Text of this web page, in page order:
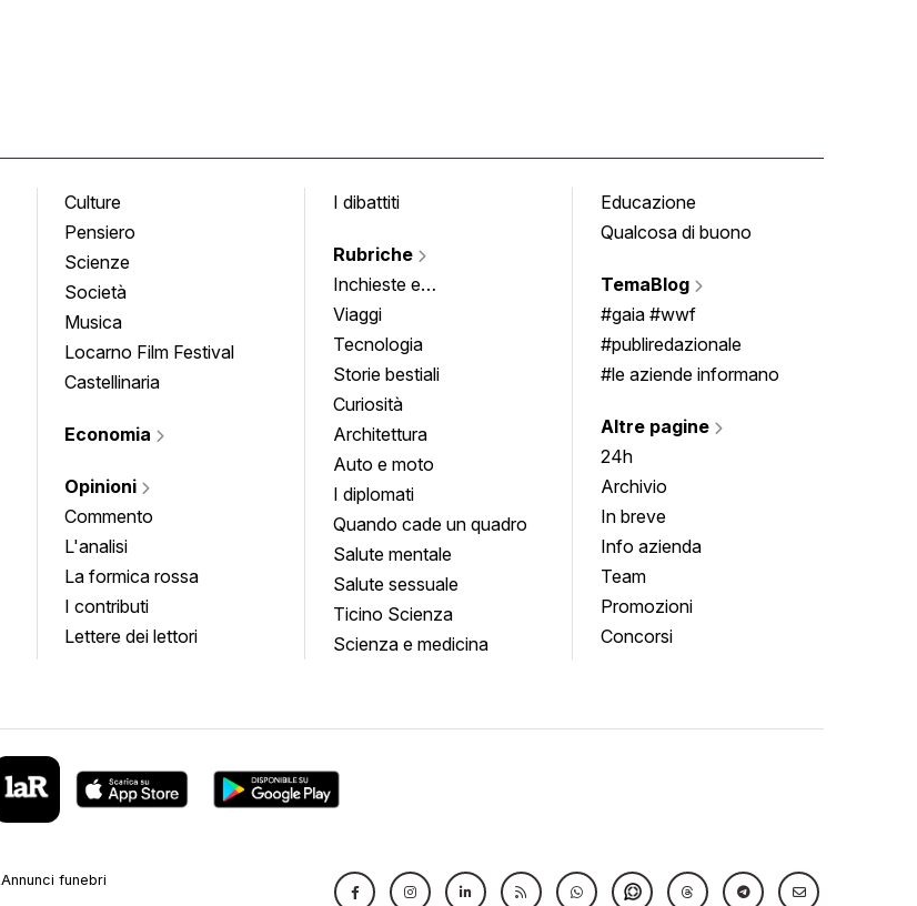
Culture
Pensiero
Scienze
Società
Musica
Locarno Film Festival
Castellinaria
Economia
Opinioni
Commento
L'analisi
La formica rossa
I contributi
Lettere dei lettori
I dibattiti
Rubriche
Inchieste e
approfondimenti
Viaggi
Tecnologia
Storie bestiali
Curiosità
Architettura
Auto e moto
I diplomati
Quando cade un quadro
Salute mentale
Salute sessuale
Ticino Scienza
Scienza e medicina
Educazione
Qualcosa di buono
TemaBlog
#gaia #wwf
#publiredazionale
#le aziende informano
Altre pagine
24h
Archivio
In breve
Info azienda
Team
Promozioni
Concorsi
Annunci funebri